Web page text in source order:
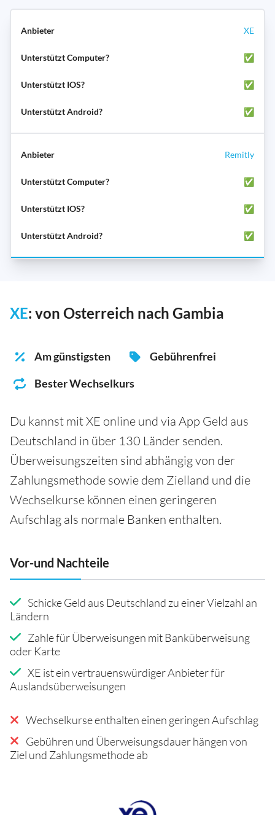
XE
✅
✅
✅
Remitly
✅
✅
✅
XE: von Osterreich nach Gambia
Am günstigsten
Gebührenfrei
Bester Wechselkurs
Du kannst mit XE online und via App Geld aus
Deutschland in über 130 Länder senden.
Überweisungszeiten sind abhängig von der
Zahlungsmethode sowie dem Zielland und die
Wechselkurse können einen geringeren
Aufschlag als normale Banken enthalten.
Vor-und Nachteile
Schicke Geld aus Deutschland zu einer Vielzahl an
Ländern
Zahle für Überweisungen mit Banküberweisung
oder Karte
XE ist ein vertrauenswürdiger Anbieter für
Auslandsüberweisungen
Wechselkurse enthalten einen geringen Aufschlag
Gebühren und Überweisungsdauer hängen von
Ziel und Zahlungsmethode ab